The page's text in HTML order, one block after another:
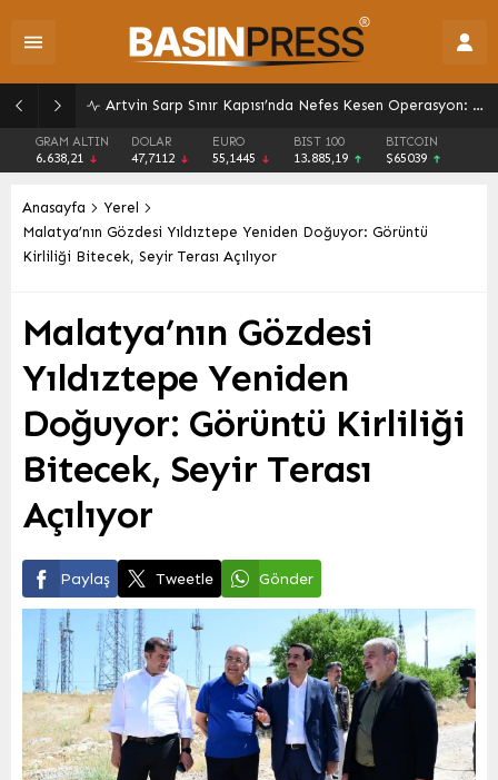
Adalet Bakanı Gürlek: Muhsin Yazıcıoğlu Soruşturmasında Tüm İhtimaller Değerlendiriliyor, FETÖ Bağlantısı Dahil Araştırılıyor
GRAM ALTIN
6.638,21
DOLAR
47,7112
EURO
55,1445
BIST 100
13.885,19
BITCOIN
$65039
Anasayfa
Yerel
Malatya’nın Gözdesi Yıldıztepe Yeniden Doğuyor: Görüntü
Kirliliği Bitecek, Seyir Terası Açılıyor
Malatya’nın Gözdesi
Yıldıztepe Yeniden
Doğuyor: Görüntü Kirliliği
Bitecek, Seyir Terası
Açılıyor
Paylaş Tweetle Gönder